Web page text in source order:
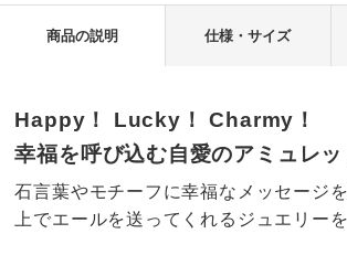
商品の説明 仕様・サイズ
Happy！ Lucky！ Charmy！
幸福を呼び込む自愛のアミュレッ
石言葉やモチーフに幸福なメッセージ
上でエールを送ってくれるジュエリー